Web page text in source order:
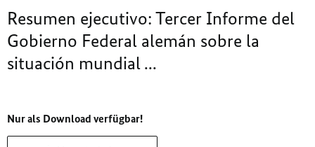
Resumen ejecutivo: Tercer Informe del
Gobierno Federal alemán sobre la
situación mundial ...
Nur als Download verfügbar!